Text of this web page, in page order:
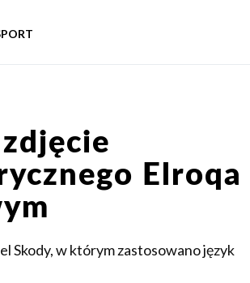
Elroqa
Skody, w którym zastosowano język